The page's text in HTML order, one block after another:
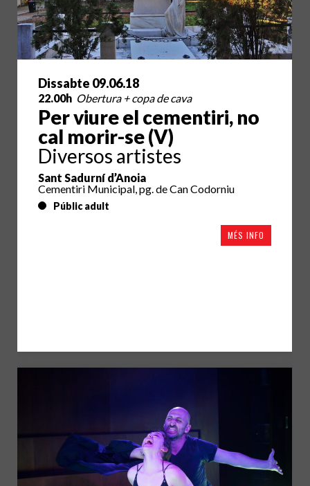
Dissabte 09.06.18
22.00h Obertura + copa de cava
Per viure el cementiri, no
cal morir-se (V)
Diversos artistes
Sant Sadurní d’Anoia
Cementiri Municipal, pg. de Can Codorniu
Públic adult
MÉS INFO